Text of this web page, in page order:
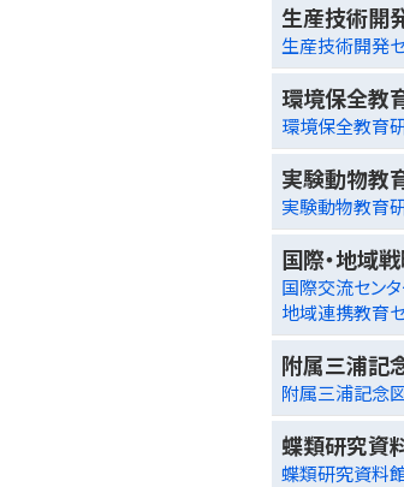
生産技術開
生産技術開発
環境保全教
環境保全教育
実験動物教
実験動物教育
国際・地域
国際交流セン
地域連携教育
附属三浦記
附属三浦記念
蝶類研究資
蝶類研究資料